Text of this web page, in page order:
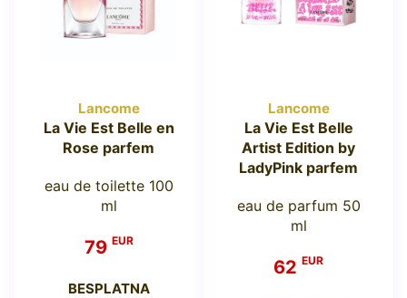
Lancome
La Vie Est Belle en
Rose parfem
eau de toilette 100
ml
79 EUR
BESPLATNA
Lancome
La Vie Est Belle
Artist Edition by
LadyPink parfem
eau de parfum 50
ml
62 EUR